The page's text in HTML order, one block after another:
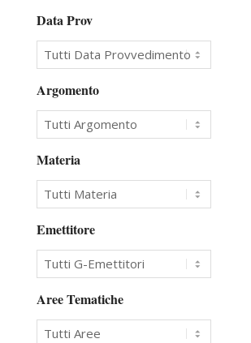
Data Prov
Argomento
Materia
Emettitore
Aree Tematiche